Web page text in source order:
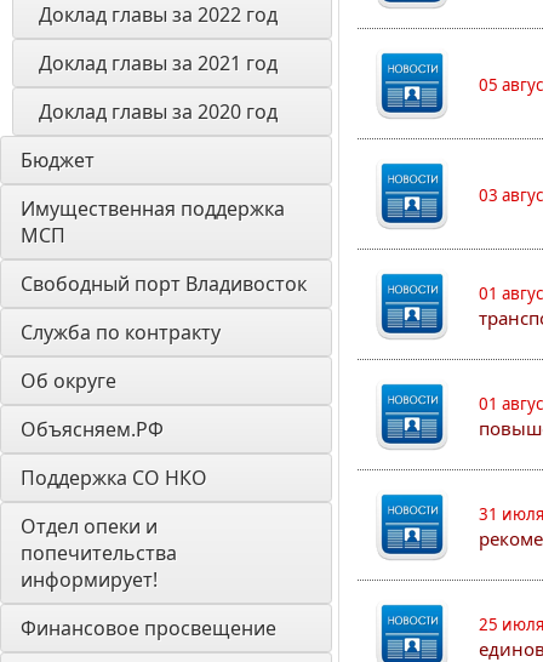
Доклад главы за 2022 год
Доклад главы за 2021 год
Доклад главы за 2020 год
Бюджет
Имущественная поддержка
МСП
Свободный порт Владивосток
Служба по контракту
Об округе
Объясняем.РФ
Поддержка СО НКО
Отдел опеки и
попечительства
информирует!
Финансовое просвещение
05
03
01
01
31
25